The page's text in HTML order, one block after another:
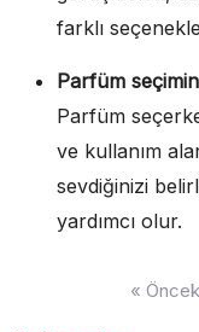
farklı
Parfüm
Parfüm
ve kullanım
sevdiğinizi
yardımcı olur.
«